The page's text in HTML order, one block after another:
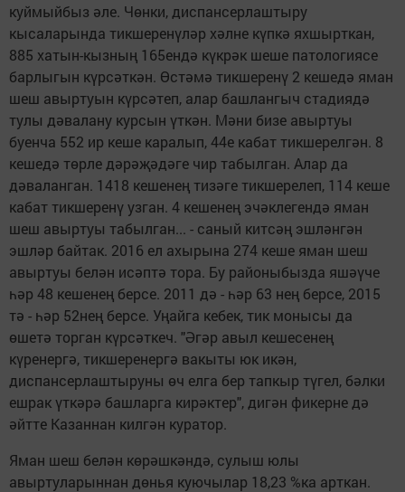
куймыйбыз әле. Чөнки, диспансерлаштыру
кысаларында тикшеренүләр хәлне күпкә яхшырткан,
885 хатын-кызның 165ендә күкрәк шеше патологиясе
барлыгын күрсәткән. Өстәмә тикшеренү 2 кешедә яман
шеш авыртуын күрсәтеп, алар башлангыч стадиядә
тулы дәвалану курсын үткән. Мәни бизе авыртуы
буенча 552 ир кеше каралып, 44е кабат тикшерелгән. 8
кешедә төрле дәрәҗәдәге чир табылган. Алар да
дәваланган. 1418 кешенең тизәге тикшерелеп, 114 кеше
кабат тикшеренү узган. 4 кешенең эчәклегендә яман
шеш авыртуы табылган... - саный китсәң эшләнгән
эшләр байтак. 2016 ел ахырына 274 кеше яман шеш
авыртуы белән исәптә тора. Бу районыбызда яшәүче
һәр 48 кешенең берсе. 2011 дә - һәр 63 нең берсе, 2015
тә - һәр 52нең берсе. Уңайга кебек, тик монысы да
өшетә торган күрсәткеч. "Әгәр авыл кешесенең
күренергә, тикшеренергә вакыты юк икән,
диспансерлаштыруны өч елга бер тапкыр түгел, бәлки
ешрак үткәрә башларга кирәктер", дигән фикерне дә
әйтте Казаннан килгән куратор.
Яман шеш белән көрәшкәндә, сулыш юлы
авыртуларыннан дөнья куючылар 18,23 %ка арткан.